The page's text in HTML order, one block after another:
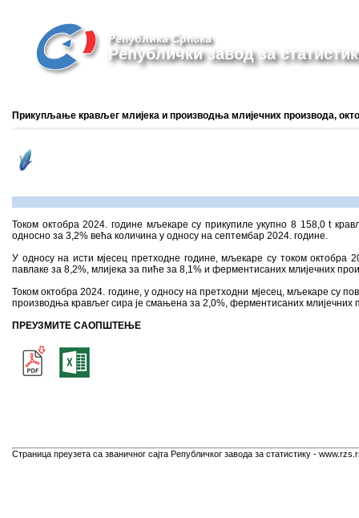
Република Српска
Републички завод за
Прикупљање крављег млијека и производња млијечних производа,
Током октобра 2024. године мљекаре су прикупиле укупно 8 158,0 t
односно за 3,2% већа количина у односу на септембар 2024. године.
У односу на исти мјесец претходне године, мљекаре су током октобра
павлаке за 8,2%, млијека за пиће за 8,1% и ферментисаних млијечних
Током октобра 2024. године, у односу на претходни мјесец, мљекаре су
производња крављег сира је смањена за 2,0%, ферментисаних
ПРЕУЗМИТЕ САОПШТЕЊЕ
Страница преузета са званичног сајта Републичког завода за статистику -